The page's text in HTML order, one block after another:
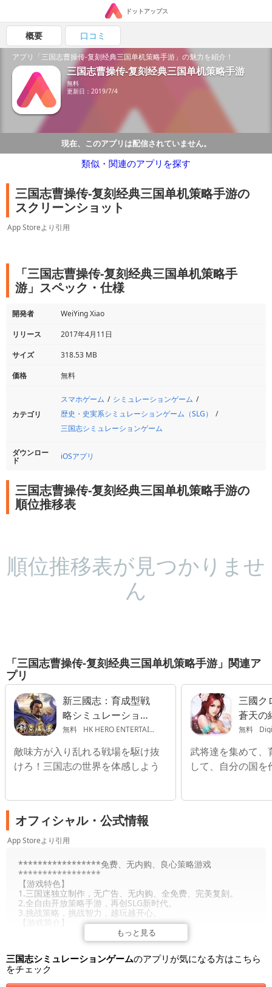
ドットアップス
概要 口コミ
アプリ「三国志曹操传-复刻经典三国单机策略手游」の魅力を紹介！
三国志曹操传-复刻经典三国单机策略手游
無料
更新日：2019/7/4
現在、このアプリは配信されていません。
類似・関連のアプリを探す
三国志曹操传-复刻经典三国单机策略手游の
スクリーンショット
App Storeより引用
「三国志曹操传-复刻经典三国单机策略手
游」スペック・仕様
開発者
WeiYing Xiao
リリース
2017年4月11日
サイズ
318.53 MB
価格
無料
カテゴリ
スマホゲーム
シミュレーションゲーム
歴史・史実系シミュレーションゲーム（SLG）
三国志シミュレーションゲーム
ダウンロー
ド iOSアプリ
三国志曹操传-复刻经典三国单机策略手游の
順位推移表
順位推移表が見つかりませ
ん
「三国志曹操传-复刻经典三国单机策略手游」関連ア
プリ
新三國志：育成型戦
略シミュレーション
ゲーム
無料 HK HERO ENTERTAINMENT CO., LIMITED
敵味方が入り乱れる戦場を駆け抜
けろ！三国志の世界を体感しよう
三國ク
蒼天の
無料
武将達を集めて、
して、自分の国
オフィシャル・公式情報
App Storeより引用
もっと見る
*****************免费、无内购、良心策略游戏
*****************
【游戏特色】
1.三国迷独立制作，无广告、无内购、全免费、完美复刻。
2.全自由开放策略手游，再创SLG新时代。
3.挑战策略，挑战智力，越玩越开心。
【游戏简介】
该作以公元2～3世纪中国的魏、蜀、吴三国时代为背景，展开
战场地图，玩家需要在一个接一个出现的战场上达成规定的胜
利条件。《曹操传》前半部分较忠于历史，比如镇压黄巾军、
群雄讨伐董卓、灭吕布、剿袁术、战官渡、鏖兵赤壁、争夺汉
中等。后半部则可根据玩家在游戏中所选择的选项，改变曹操
的结局。游戏中有两条不同的路线：一是按历史正统路线，等
三国志シミュレーションゲームのアプリが気になる方はこちら
をチェック